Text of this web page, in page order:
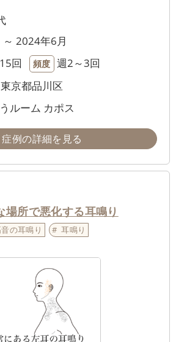
2024年6月
回 頻度 週2～3回
京都品川区
ルーム カポス
症例の詳細を見る
場所で悪化する耳鳴り
の耳鳴り 耳鳴り